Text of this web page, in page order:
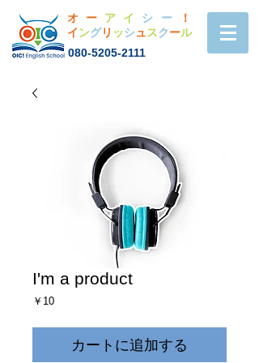
オー アイ シー
！
イ ングリ ッシュ スクール
080-5205-2111
I'm a product
￥10価
カートに追加する